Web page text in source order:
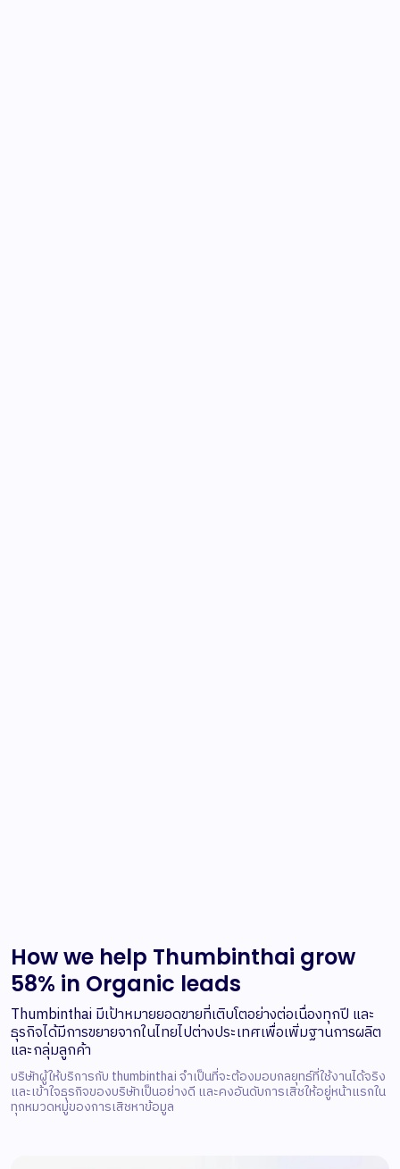
How we help Thumbinthai grow
58% in Organic leads
Thumbinthai มีเป้าหมายยอดขายที่เติบโตอย่างต่อเนื่องทุกปี และ
ธุรกิจได้มีการขยายจากในไทยไปต่างประเทศเพื่อเพิ่มฐานการผลิต
และกลุ่มลูกค้า
บริษัทผู้ให้บริการกับ thumbinthai จำเป็นที่จะต้องมอบกลยุทธ์ที่ใช้งานได้จริง
และเข้าใจธุรกิจของบริษัทเป็นอย่างดี และคงอันดับการเสิชให้อยู่หน้าแรกใน
ทุกหมวดหมู่ของการเสิชหาข้อมูล